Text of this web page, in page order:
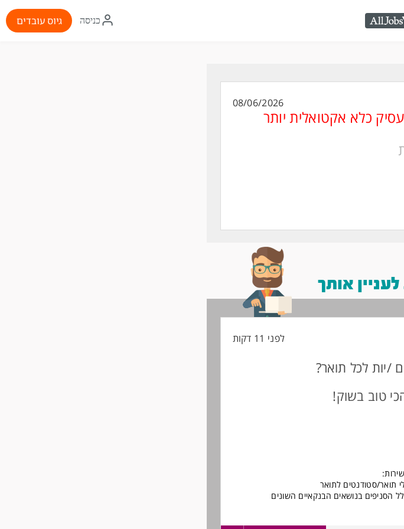
AllJobs
איקון
התחברות
כניסה גיוס עובדים
08/06/2026
כלא אקטואלית יותר
אותך
לפני 11 דקות
/יות לכל תואר?
טוב בשוק!
תואר/סטודנטים לתואר
הסניפים בנושאים הבנקאיים השונים